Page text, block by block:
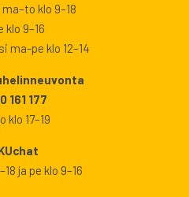
klo 9–18
klo 9–16
ma-pe klo 12–14
161 177
klo 17–19
ja pe klo 9–16